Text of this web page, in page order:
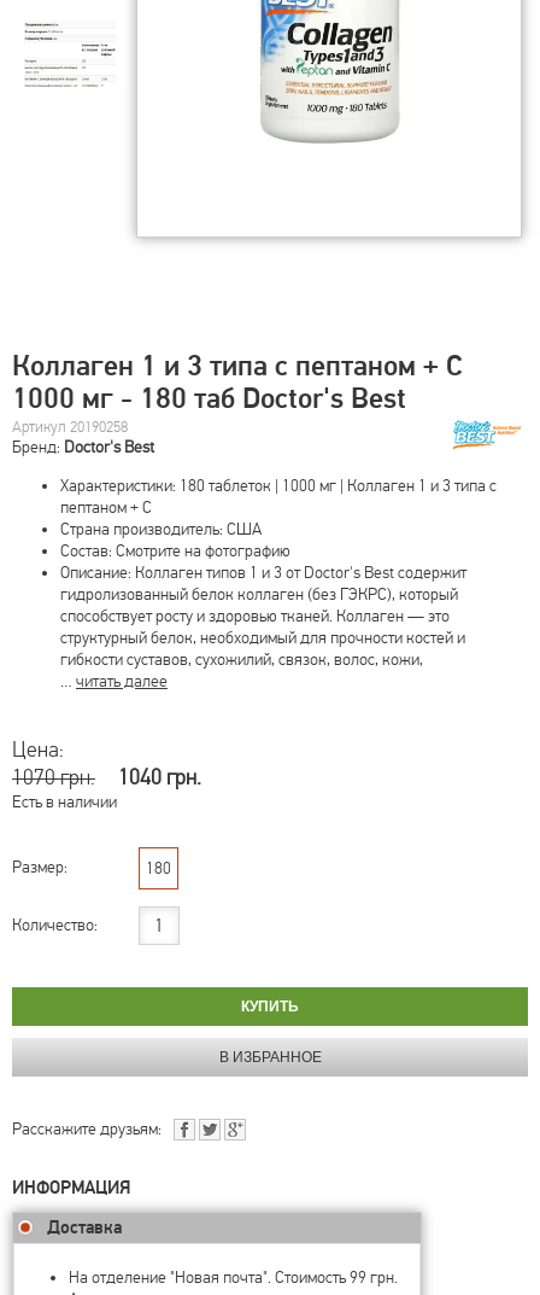
Коллаген 1 и 3 типа с пептаном + С
1000 мг - 180 таб Doctor's Best
Артикул 20190258
Бренд: Doctor's Best
Характеристики: 180 таблеток | 1000 мг | Коллаген 1 и 3 типа с
пептаном + С
Страна производитель: США
Состав: Смотрите на фотографию
Описание: Коллаген типов 1 и 3 от Doctor's Best содержит
гидролизованный белок коллаген (без ГЭКРС), который
способствует росту и здоровью тканей. Коллаген — это
структурный белок, необходимый для прочности костей и
гибкости суставов, сухожилий, связок, волос, кожи,
… читать далее
Цена:
1070 грн.
1040 грн.
Есть в наличии
Размер: 180
Количество:
Расскажите друзьям:
ИНФОРМАЦИЯ
Доставка
На отделение "Новая почта". Стоимость 99 грн.